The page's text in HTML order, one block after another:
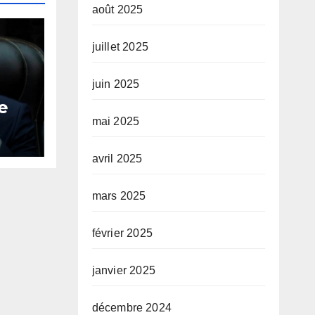
août 2025
juillet 2025
juin 2025
mai 2025
avril 2025
mars 2025
février 2025
janvier 2025
décembre 2024